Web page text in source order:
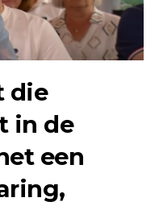
die
in de
een